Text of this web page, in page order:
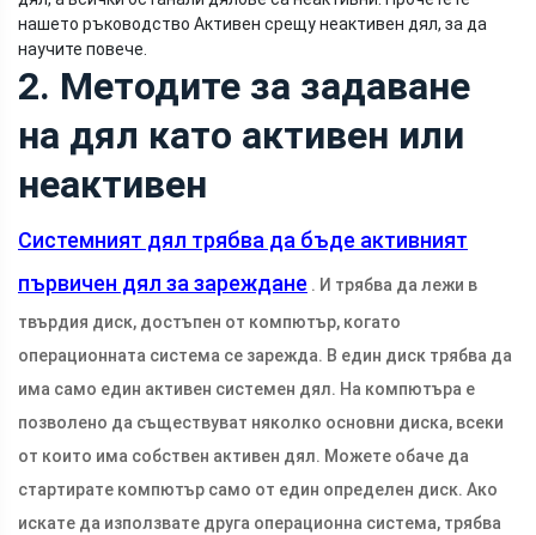
нашето ръководство Активен срещу неактивен дял, за да
научите повече.
2. Методите за задаване
на дял като активен или
неактивен
Системният дял трябва да бъде активният
първичен дял за зареждане . И трябва да лежи в
твърдия диск, достъпен от компютър, когато
операционната система се зарежда. В един диск трябва да
има само един активен системен дял. На компютъра е
позволено да съществуват няколко основни диска, всеки
от които има собствен активен дял. Можете обаче да
стартирате компютър само от един определен диск. Ако
искате да използвате друга операционна система, трябва